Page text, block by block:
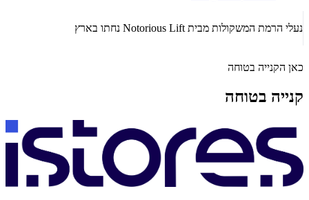
כאן הקנייה בטוחה
קנייה בטוחה